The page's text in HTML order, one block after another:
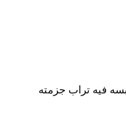
فيه تراب جزمته